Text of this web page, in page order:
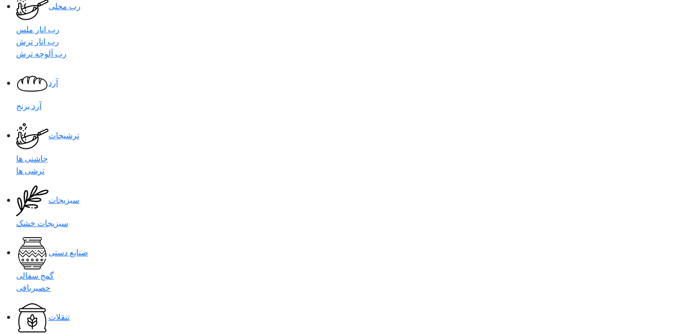
رب محلی
رب انار ملس
رب انار ترش
رب آلوچه ترش
آرد
آرد برنج
ترشیجات
چاشنی ها
ترشی ها
سبزیجات
سبزیجات خشک
صنایع دستی
گمج سفالی
حصیربافی
تنقلات